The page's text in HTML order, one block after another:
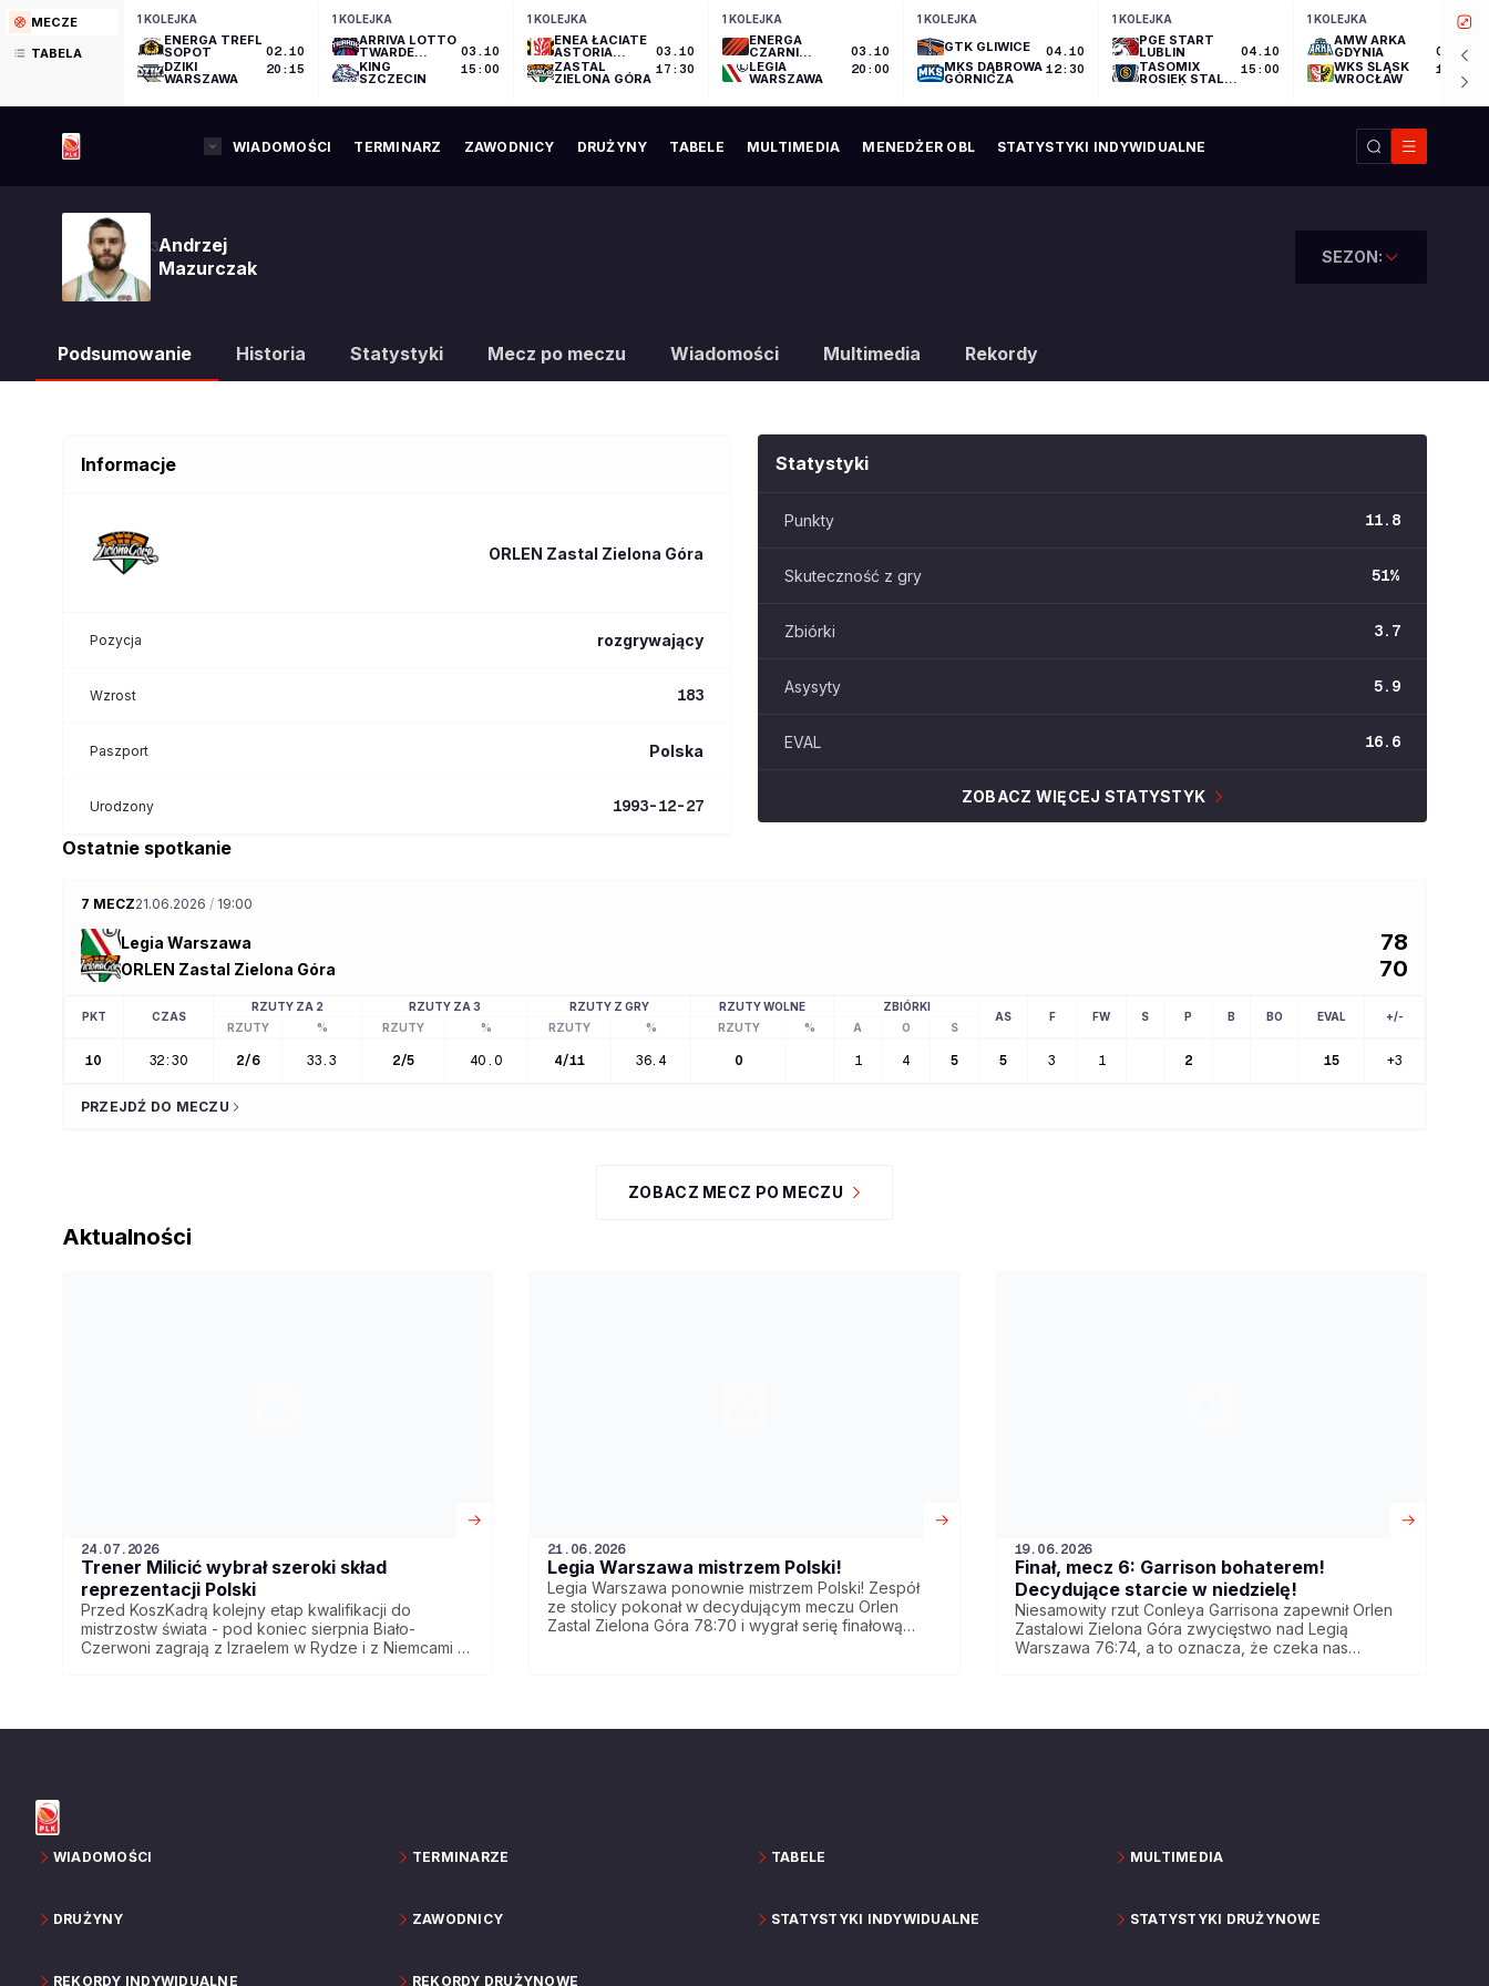
MECZE
TABELA
1 KOLEJKA
ENERGA TREFL
SOPOT
DZIKI
WARSZAWA
02.10
20:15
1 KOLEJKA
ARRIVA LOTTO
TWARDE
PIERNIKI
TORUŃ
KING
SZCZECIN
03.10
15:00
1 KOLEJKA
ENEA ŁACIATE
ASTORIA
BYDGOSZCZ
ZASTAL
ZIELONA GÓRA
03.10
17:30
1 KOLEJKA
ENERGA
CZARNI
SŁUPSK
LEGIA
WARSZAWA
03.10
20:00
1 KOLEJKA
GTK GLIWICE
MKS DĄBROWA
GÓRNICZA
04.10
12:30
1 KOLEJKA
PGE START
LUBLIN
TASOMIX
ROSIEK STAL
WIELKOPOLSKI
04.10
15:00
1 KOLEJKA
AMW ARKA
GDYNIA
WKS ŚLĄSK
WROCŁAW
04.10
17:30
WIADOMOŚCI TERMINARZ ZAWODNICY DRUŻYNY TABELE MULTIMEDIA MENEDŻER OBL STATYSTYKI INDYWIDUALNE
3Andrzej
Mazurczak
SEZON:
Podsumowanie Historia Statystyki Mecz po meczu Wiadomości Multimedia Rekordy
Informacje
ORLEN Zastal Zielona Góra
Pozycja rozgrywający
Wzrost 183
Paszport Polska
Urodzony 1993-12-27
Statystyki
Punkty 11.8
Skuteczność z gry 51%
Zbiórki 3.7
Asysyty 5.9
EVAL 16.6
ZOBACZ WIĘCEJ STATYSTYK
Ostatnie spotkanie
7 MECZ21.06.2026 / 19:00
Legia Warszawa 78
ORLEN Zastal Zielona Góra 70
PKT CZAS
RZUTY ZA 2 RZUTY ZA 3 RZUTY Z GRY RZUTY WOLNE ZBIÓRKI
AS F FW S P B BO EVAL
+/-
RZUTY
% RZUTY % RZUTY % RZUTY % A O S
10 32:30 2/6 33.3 2/5 40.0 4/11 36.4 0 1 4 5 5 3 1 2 15 +3
PRZEJDŹ DO MECZU
ZOBACZ MECZ PO MECZU
Aktualności
24.07.2026
Trener Milicić wybrał szeroki skład
reprezentacji Polski
Przed KoszKadrą kolejny etap kwalifikacji do
mistrzostw świata - pod koniec sierpnia Biało-
Czerwoni zagrają z Izraelem w Rydze i z Niemcami w
21.06.2026
Legia Warszawa mistrzem Polski!
Legia Warszawa ponownie mistrzem Polski! Zespół
ze stolicy pokonał w decydującym meczu Orlen
Zastal Zielona Góra 78:70 i wygrał serię finałową
19.06.2026
Finał, mecz 6: Garrison bohaterem!
Decydujące starcie w niedzielę!
Niesamowity rzut Conleya Garrisona zapewnił Orlen
Zastalowi Zielona Góra zwycięstwo nad Legią
Warszawa 76:74, a to oznacza, że czeka nas
WIADOMOŚCI TERMINARZE TABELE MULTIMEDIA
DRUŻYNY ZAWODNICY STATYSTYKI INDYWIDUALNE STATYSTYKI DRUŻYNOWE
REKORDY INDYWIDUALNE REKORDY DRUŻYNOWE